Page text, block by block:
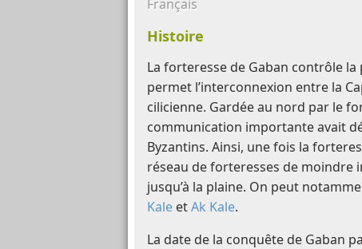
Français
Histoire
La forteresse de Gaban contrôle la
permet l’interconnexion entre la
cilicienne. Gardée au nord par le
communication importante avait
Byzantins. Ainsi, une fois la
réseau de forteresses de
jusqu’à la plaine. On peut
Kale etAk Kale.
La date de la conquête de Gaban